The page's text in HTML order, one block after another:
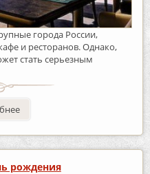
города России,
и ресторанов. Однако,
стать серьезным
рождения